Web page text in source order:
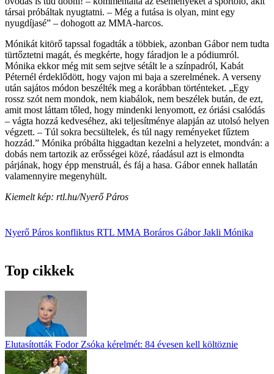
társai próbáltak nyugtatni. – Még a futása is olyan, mint egy
nyugdíjasé” – dohogott az MMA-harcos.
Mónikát kitörő tapssal fogadták a többiek, azonban Gábor nem tudta
türtőztetni magát, és megkérte, hogy fáradjon le a pódiumról.
Mónika ekkor még mit sem sejtve sétált le a színpadról, Kabát
Péternél érdeklődött, hogy vajon mi baja a szerelmének. A verseny
után sajátos módon beszélték meg a korábban történteket. „Egy
rossz szót nem mondok, nem kiabálok, nem beszélek bután, de ezt,
amit most láttam tőled, hogy mindenki lenyomott, ez óriási csalódás
– vágta hozzá kedveséhez, aki teljesítménye alapján az utolsó helyen
végzett. – Túl sokra becsültelek, és túl nagy reményeket fűztem
hozzád.” Mónika próbálta higgadtan kezelni a helyzetet, mondván: a
dobás nem tartozik az erősségei közé, ráadásul azt is elmondta
párjának, hogy épp menstruál, és fáj a hasa. Gábor ennek hallatán
valamennyire megenyhült.
Kiemelt kép: rtl.hu/Nyerő Páros
Nyerő Páros konfliktus RTL MMA Boráros GáborJakli Mónika
Top cikkek
Elutasították Fodor Zsóka kérelmét: 84 évesen kell költöznie